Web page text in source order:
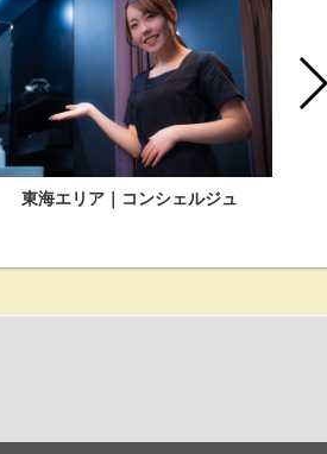
東海エリア｜コンシェルジュ